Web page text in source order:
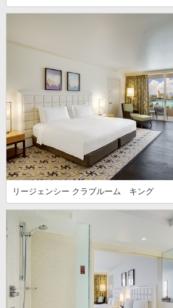
リージェンシー クラブルーム キング